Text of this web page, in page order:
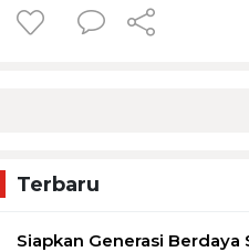
Terbaru
Siapkan Generasi Berdaya